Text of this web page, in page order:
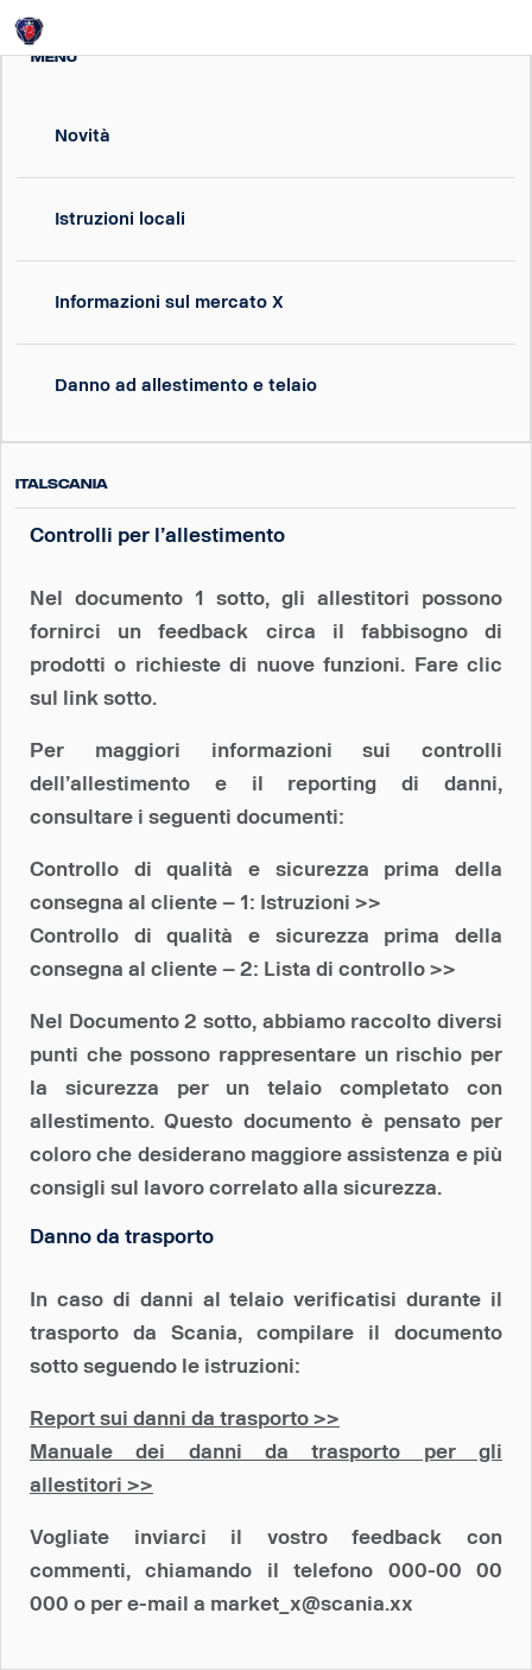
MENU
Novità
Istruzioni locali
Informazioni sul mercato X
Danno ad allestimento e telaio
Italscania
Controlli per l’allestimento
Nel documento 1 sotto, gli allestitori possono
fornirci un feedback circa il fabbisogno di
prodotti o richieste di nuove funzioni. Fare clic
sul link sotto.
Per maggiori informazioni sui controlli
dell’allestimento e il reporting di danni,
consultare i seguenti documenti:
Controllo di qualità e sicurezza prima della
consegna al cliente – 1: Istruzioni >>
Controllo di qualità e sicurezza prima della
consegna al cliente – 2: Lista di controllo >>
Nel Documento 2 sotto, abbiamo raccolto diversi
punti che possono rappresentare un rischio per
la sicurezza per un telaio completato con
allestimento. Questo documento è pensato per
coloro che desiderano maggiore assistenza e più
consigli sul lavoro correlato alla sicurezza.
Danno da trasporto
In caso di danni al telaio verificatisi durante il
trasporto da Scania, compilare il documento
sotto seguendo le istruzioni:
Report sui danni da trasporto >>
Manuale dei danni da trasporto per gli
allestitori >>
Vogliate inviarci il vostro feedback con
commenti, chiamando il telefono 000-00 00
000 o per e-mail a market_x@scania.xx